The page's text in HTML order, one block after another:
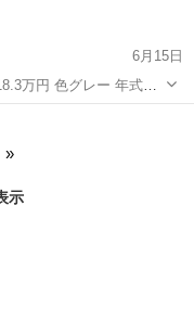
6月15日
域神奈川県 車検令和3
示